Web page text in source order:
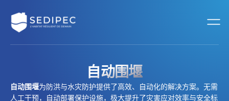
自动围堰
自动围堰为防洪与水灾防护提供了高效、自动化的解决方案。无需
人工干预，自动部署保护设施，极大提升了灾害应对效率与安全标